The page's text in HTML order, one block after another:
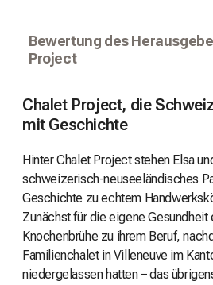
Bewertung des
Project
Chalet Project, die
mit Geschichte
Hinter Chalet Project stehen Elsa
schweizerisch-neuseeländisches
Geschichte zu echtem
Zunächst für die eigene
Knochenbrühe zu ihrem Beruf,
Familienchalet in Villeneuve im
niedergelassen hatten – das